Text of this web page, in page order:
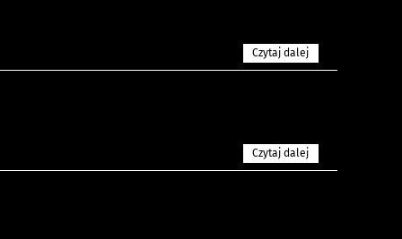
Czytaj dalej
Czytaj dalej